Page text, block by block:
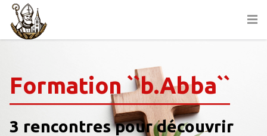
Formation ``b.Abba``
3 rencontres pour découvrir